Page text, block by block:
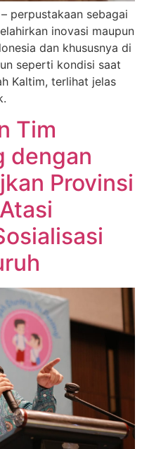
perpustakaan sebagai
inovasi maupun
dan khususnya di
seperti kondisi saat
Kaltim, terlihat jelas
Tim
dengan
Provinsi